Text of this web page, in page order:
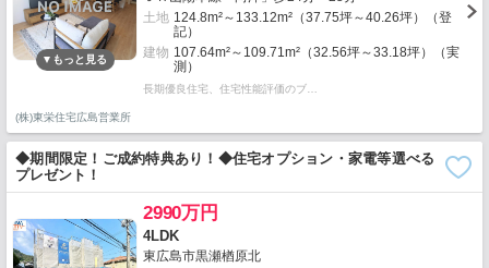
土地 124.8m²～133.12m²（37.75坪～40.26坪）（登
記）
建物 107.64m²～109.71m²（32.56坪～33.18坪）（実
測）
長期優良住宅、住宅性能評価のブ…
(株)東栄住宅広島営業所
◆期間限定！ご成約特典あり！◆住宅オプション・家電等選べる
プレゼント！
2990万円
4LDK
東広島市黒瀬楢原北